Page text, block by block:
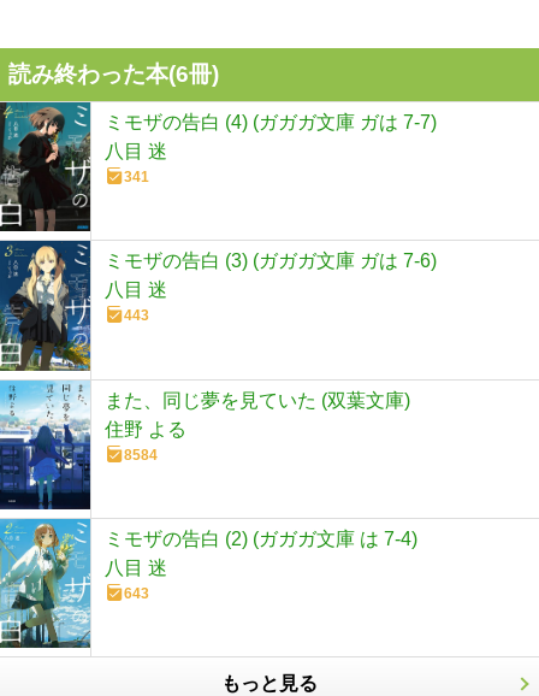
読み終わった本(6冊)
ミモザの告白 (4) (ガガガ文庫 ガは 7-7)
八目 迷
341
ミモザの告白 (3) (ガガガ文庫 ガは 7-6)
八目 迷
443
また、同じ夢を見ていた (双葉文庫)
住野 よる
8584
ミモザの告白 (2) (ガガガ文庫 は 7-4)
八目 迷
643
もっと見る